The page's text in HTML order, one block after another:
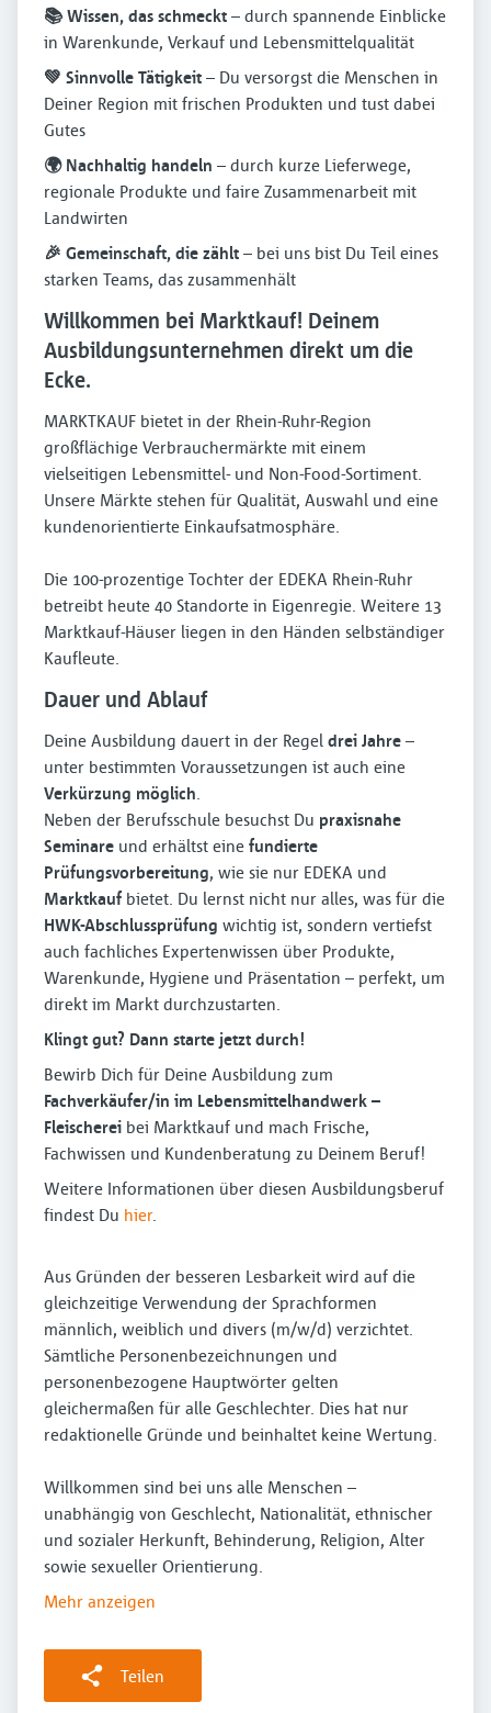
📚 Wissen, das schmeckt – durch spannende Einblicke
in Warenkunde, Verkauf und Lebensmittelqualität
💚 Sinnvolle Tätigkeit – Du versorgst die Menschen in
Deiner Region mit frischen Produkten und tust dabei
Gutes
🌍 Nachhaltig handeln – durch kurze Lieferwege,
regionale Produkte und faire Zusammenarbeit mit
Landwirten
🎉 Gemeinschaft, die zählt – bei uns bist Du Teil eines
starken Teams, das zusammenhält
Willkommen bei Marktkauf! Deinem
Ausbildungsunternehmen direkt um die
Ecke.
MARKTKAUF bietet in der Rhein-Ruhr-Region
großflächige Verbrauchermärkte mit einem
vielseitigen Lebensmittel- und Non-Food-Sortiment.
Unsere Märkte stehen für Qualität, Auswahl und eine
kundenorientierte Einkaufsatmosphäre.​
Die 100-prozentige Tochter der EDEKA Rhein-Ruhr
betreibt heute 40 Standorte in Eigenregie. Weitere 13
Marktkauf-Häuser liegen in den Händen selbständiger
Kaufleute.
Dauer und Ablauf
Deine Ausbildung dauert in der Regel drei Jahre –
unter bestimmten Voraussetzungen ist auch eine
Verkürzung möglich.
Neben der Berufsschule besuchst Du praxisnahe
Seminare und erhältst eine fundierte
Prüfungsvorbereitung, wie sie nur EDEKA und
Marktkauf bietet. Du lernst nicht nur alles, was für die
HWK-Abschlussprüfung wichtig ist, sondern vertiefst
auch fachliches Expertenwissen über Produkte,
Warenkunde, Hygiene und Präsentation – perfekt, um
direkt im Markt durchzustarten.
Klingt gut? Dann starte jetzt durch!
Bewirb Dich für Deine Ausbildung zum
Fachverkäufer/in im Lebensmittelhandwerk –
Fleischerei bei Marktkauf und mach Frische,
Fachwissen und Kundenberatung zu Deinem Beruf!
Weitere Informationen über diesen Ausbildungsberuf
findest Du hier.
Aus Gründen der besseren Lesbarkeit wird auf die
gleichzeitige Verwendung der Sprachformen
männlich, weiblich und divers (m/w/d) verzichtet.
Sämtliche Personenbezeichnungen und
personenbezogene Hauptwörter gelten
gleichermaßen für alle Geschlechter. Dies hat nur
redaktionelle Gründe und beinhaltet keine Wertung.
Willkommen sind bei uns alle Menschen –
unabhängig von Geschlecht, Nationalität, ethnischer
und sozialer Herkunft, Behinderung, Religion, Alter
sowie sexueller Orientierung.
Mehr anzeigen
Teilen